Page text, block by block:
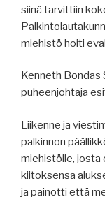
siinä tarvittiin
miehistö hoiti
Kenneth Bondas
puheenjohtaja
Liikenne ja
palkinnon
miehistölle, josta
kiitoksensa
ja painotti että